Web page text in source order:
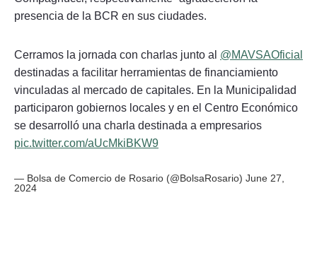
presencia de la BCR en sus ciudades.
Cerramos la jornada con charlas junto al @MAVSAOficial
destinadas a facilitar herramientas de financiamiento
vinculadas al mercado de capitales. En la Municipalidad
participaron gobiernos locales y en el Centro Económico
se desarrolló una charla destinada a empresarios
pic.twitter.com/aUcMkiBKW9
— Bolsa de Comercio de Rosario (@BolsaRosario) June 27,
2024